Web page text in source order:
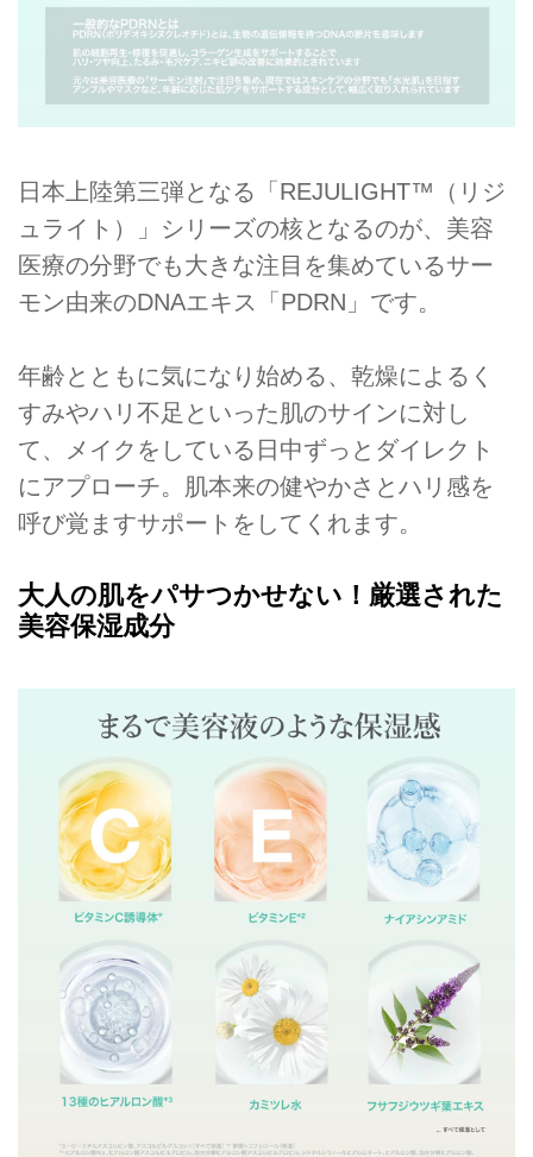
日本上陸第三弾となる「REJULIGHT™（リジ
ュライト）」シリーズの核となるのが、美容
医療の分野でも大きな注目を集めているサー
モン由来のDNAエキス「PDRN」です。
年齢とともに気になり始める、乾燥によるく
すみやハリ不足といった肌のサインに対し
て、メイクをしている日中ずっとダイレクト
にアプローチ。肌本来の健やかさとハリ感を
呼び覚ますサポートをしてくれます。
大人の肌をパサつかせない！厳選された
美容保湿成分